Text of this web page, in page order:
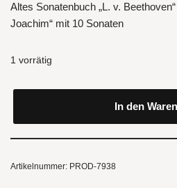
Altes Sonatenbuch „L. v.
Joachim“ mit 10 Sonaten
1 vorrätig
In den
Artikelnummer: PROD-7938